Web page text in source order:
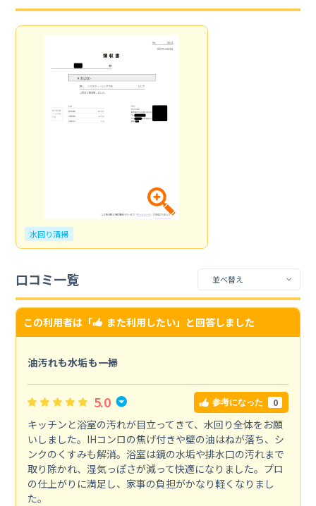
水回り清掃
口コミ一覧
この利用者は「 また利用したい」と回答しました
油汚れも水垢も一掃
5.0 参考になった 0
キッチンと浴室の汚れが目立ってきて、水回り全体をお願
いしました。IHコンロの焦げ付きや壁の油はねが落ち、シ
ンクのくすみも解消。浴室は鏡の水垢や排水口の汚れまで
取り除かれ、湿気っぽさが減って快適になりました。プロ
の仕上がりに満足し、家事の負担がかなり軽くなりまし
た。